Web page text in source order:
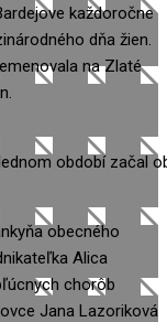
každoročne
dňa žien.
na Zlaté
období začal
obecného
Alica
chorôb
Jana Lazoriková